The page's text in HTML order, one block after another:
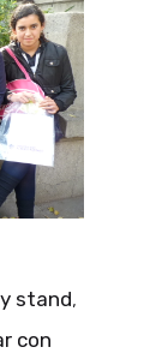
stand,
con